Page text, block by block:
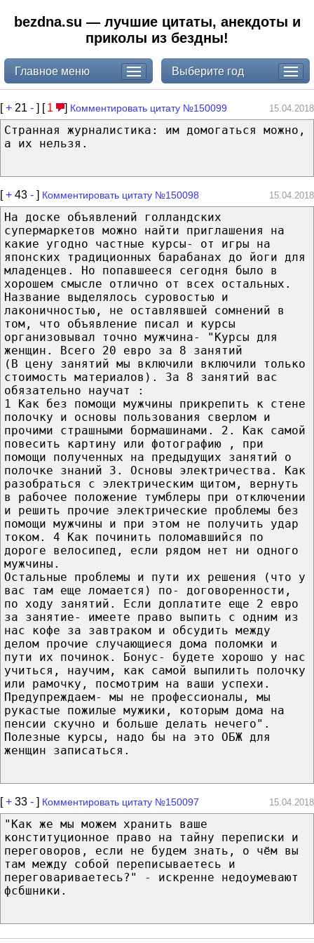
bezdna.su — лучшие цитаты, анекдоты и
приколы из бездны!
Главное меню Выберите год
[+ 21 - ] [ 1 ] Комментировать цитату №150099 15.04.2018
Странная журналистика: им домогаться можно,
а их нельзя.
[+ 43 - ] Комментировать цитату №150098 15.04.2018
На доске объявлений голландских
супермаркетов можно найти приглашения на
какие угодно частные курсы- от игры на
японских традиционных барабанах до йоги для
младенцев. Но попавшееся сегодня было в
хорошем смысле отлично от всех остальных.
Название выделялось суровостью и
лаконичностью, не оставлявшей сомнений в
том, что объявление писал и курсы
организовывал точно мужчина- "Курсы для
женщин. Всего 20 евро за 8 занятий
(В цену занятий мы включили включили только
стоимость материалов). За 8 занятий вас
обязательно научат :
1 Как без помощи мужчины прикрепить к стене
полочку и основы пользования сверлом и
прочими страшными бормашинами. 2. Как самой
повесить картину или фотографию , при
помощи полученных на предыдущих занятий о
полочке знаний 3. Основы электричества. Как
разобраться с электрическим щитом, вернуть
в рабочее положение тумблеры при отключении
и решить прочие электрические проблемы без
помощи мужчины и при этом не получить удар
током. 4 Как починить поломавшийся по
дороге велосипед, если рядом нет ни одного
мужчины.
Остальные проблемы и пути их решения (что у
вас там еще ломается) по- договоренности,
по ходу занятий. Если доплатите еще 2 евро
за занятие- имеете право выпить с одним из
нас кофе за завтраком и обсудить между
делом прочие случающиеся дома поломки и
пути их починок. Бонус- будете хорошо у нас
учиться, научим, как самой выпилить полочку
или рамочку, посмотрим на ваши успехи.
Предупреждаем- мы не профессионалы, мы
рукастые пожилые мужики, которым дома на
пенсии скучно и больше делать нечего".
Полезные курсы, надо бы на это ОБЖ для
женщин записаться.
[+ 33 - ] Комментировать цитату №150097 15.04.2018
"Как же мы можем хранить ваше
конституционное право на тайну переписки и
переговоров, если не будем знать, о чём вы
там между собой переписываетесь и
переговариваетесь?" - искренне недоумевают
фсбшники.